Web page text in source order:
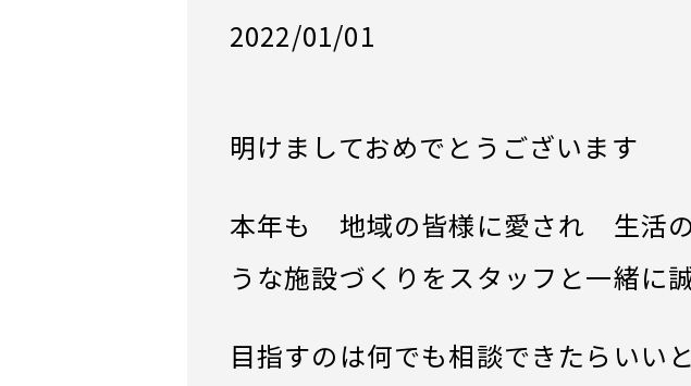
2022/01/01
明けましておめでとうございます
本年も 地域の皆様に愛され 生活の
うな施設づくりをスタッフと一緒に
目指すのは何でも相談できたらい